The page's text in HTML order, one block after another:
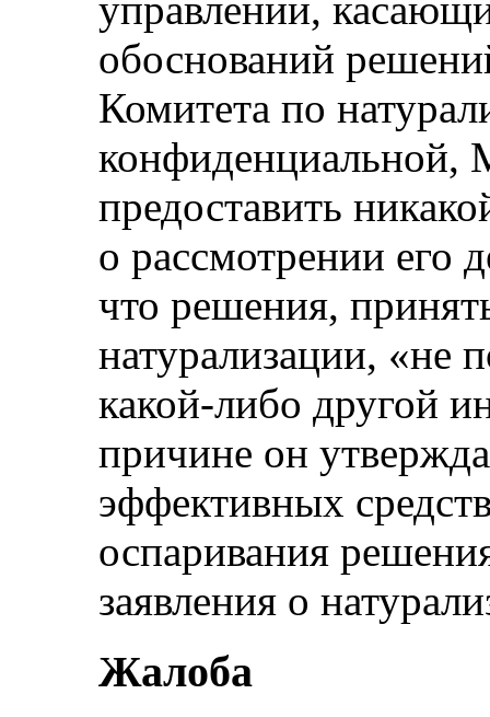
управлении,
обоснований
Комитета по
конфиденциальной,
предоставить
о рассмотрении его
что решения,
натурализации, «не
какой-либо другой
причине он
эффективных
оспаривания
заявления о
Жалоба